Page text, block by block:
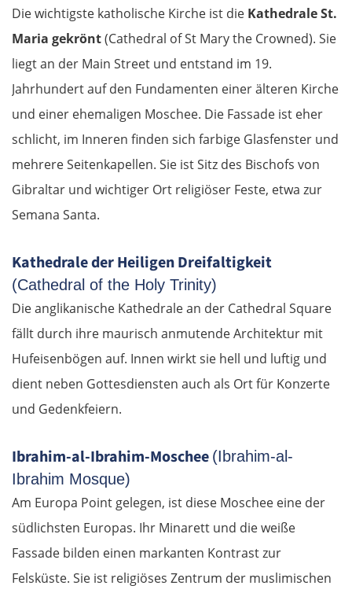
Die wichtigste katholische Kirche ist die Kathedrale St.
Maria gekrönt(Cathedral of St Mary the Crowned). Sie
liegt an der Main Street und entstand im 19.
Jahrhundert auf den Fundamenten einer älteren Kirche
und einer ehemaligen Moschee. Die Fassade ist eher
schlicht, im Inneren finden sich farbige Glasfenster und
mehrere Seitenkapellen. Sie ist Sitz des Bischofs von
Gibraltar und wichtiger Ort religiöser Feste, etwa zur
Semana Santa.
Kathedrale der Heiligen Dreifaltigkeit
(Cathedral of the Holy Trinity)
Die anglikanische Kathedrale an der Cathedral Square
fällt durch ihre maurisch anmutende Architektur mit
Hufeisenbögen auf. Innen wirkt sie hell und luftig und
dient neben Gottesdiensten auch als Ort für Konzerte
und Gedenkfeiern.
Ibrahim-al-Ibrahim-Moschee (Ibrahim-al-
Ibrahim Mosque)
Am Europa Point gelegen, ist diese Moschee eine der
südlichsten Europas. Ihr Minarett und die weiße
Fassade bilden einen markanten Kontrast zur
Felsküste. Sie ist religiöses Zentrum der muslimischen
OSTROUTE
Tallinn
Rapla